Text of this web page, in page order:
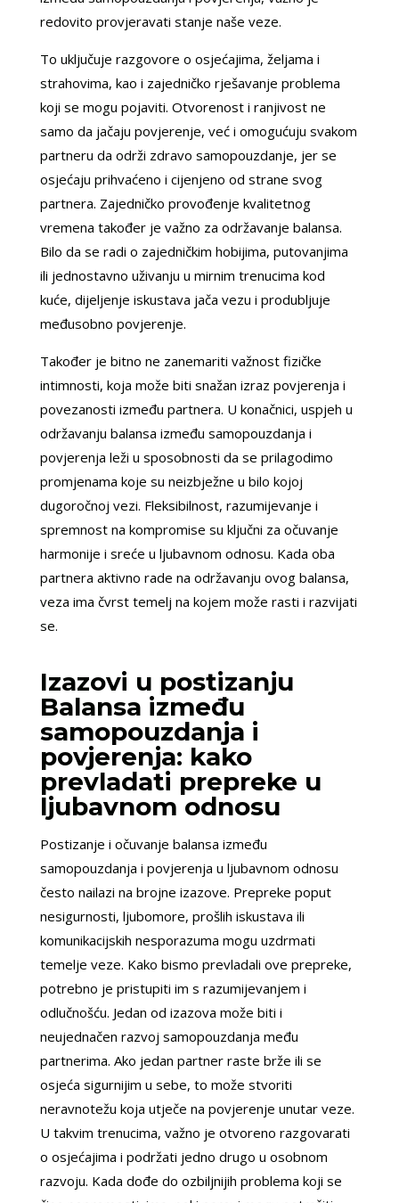
redovito provjeravati stanje naše veze.
To uključuje razgovore o osjećajima, željama i
strahovima, kao i zajedničko rješavanje problema
koji se mogu pojaviti. Otvorenost i ranjivost ne
samo da jačaju povjerenje, već i omogućuju svakom
partneru da održi zdravo samopouzdanje, jer se
osjećaju prihvaćeno i cijenjeno od strane svog
partnera. Zajedničko provođenje kvalitetnog
vremena također je važno za održavanje balansa.
Bilo da se radi o zajedničkim hobijima, putovanjima
ili jednostavno uživanju u mirnim trenucima kod
kuće, dijeljenje iskustava jača vezu i produbljuje
međusobno povjerenje.
Također je bitno ne zanemariti važnost fizičke
intimnosti, koja može biti snažan izraz povjerenja i
povezanosti između partnera. U konačnici, uspjeh u
održavanju balansa između samopouzdanja i
povjerenja leži u sposobnosti da se prilagodimo
promjenama koje su neizbježne u bilo kojoj
dugoročnoj vezi. Fleksibilnost, razumijevanje i
spremnost na kompromise su ključni za očuvanje
harmonije i sreće u ljubavnom odnosu. Kada oba
partnera aktivno rade na održavanju ovog balansa,
veza ima čvrst temelj na kojem može rasti i razvijati
se.
Izazovi u postizanju
Balansa između
samopouzdanja i
povjerenja: kako
prevladati prepreke u
ljubavnom odnosu
Postizanje i očuvanje balansa između
samopouzdanja i povjerenja u ljubavnom odnosu
često nailazi na brojne izazove. Prepreke poput
nesigurnosti, ljubomore, prošlih iskustava ili
komunikacijskih nesporazuma mogu uzdrmati
temelje veze. Kako bismo prevladali ove prepreke,
potrebno je pristupiti im s razumijevanjem i
odlučnošću. Jedan od izazova može biti i
neujednačen razvoj samopouzdanja među
partnerima. Ako jedan partner raste brže ili se
osjeća sigurnijim u sebe, to može stvoriti
neravnotežu koja utječe na povjerenje unutar veze.
U takvim trenucima, važno je otvoreno razgovarati
o osjećajima i podržati jedno drugo u osobnom
razvoju. Kada dođe do ozbiljnijih problema koji se